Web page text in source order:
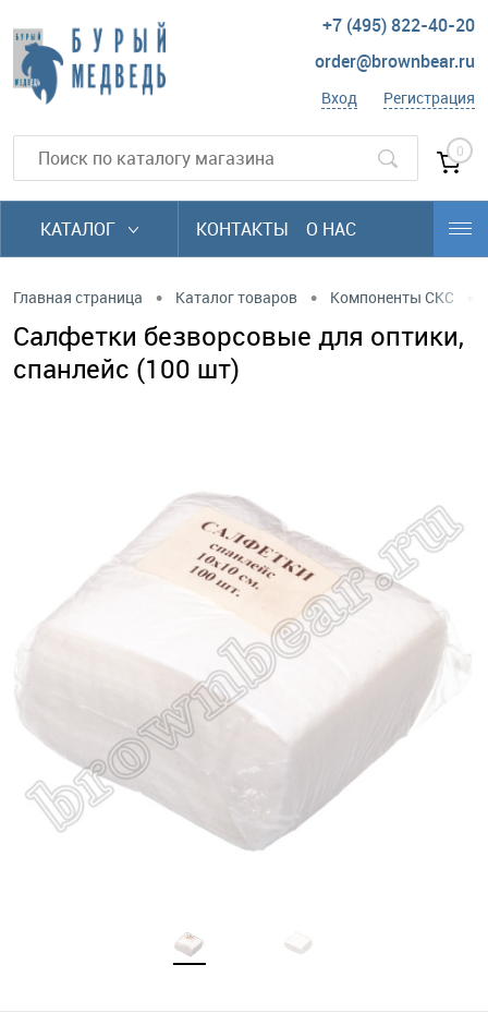
+7 (495) 822-40-20
order@brownbear.ru
Вход Регистрация
0
КАТАЛОГ КОНТАКТЫ О НАС
Главная страница • Каталог товаров • Компоненты СКС
Салфетки безворсовые для оптики,
спанлейс (100 шт)